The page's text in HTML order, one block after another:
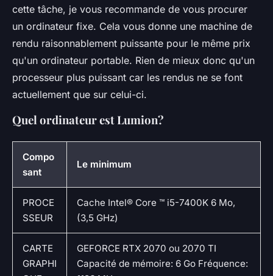
cette tâche, je vous recommande de vous procurer
un ordinateur fixe. Cela vous donne une machine de
rendu raisonnablement puissante pour le même prix
qu'un ordinateur portable. Rien de mieux donc qu'un
processeur plus puissant car les rendus ne se font
actuellement que sur celui-ci.
Quel ordinateur est Lumion?
Compo
sant
Le minimum
PROCE
SSEUR
Cache Intel® Core ™ i5-7400K 6 Mo,
(3,5 GHz)
CARTE
GRAPHI
GEFORCE RTX 2070 ou 2070 TI
Capacité de mémoire: 6 Go Fréquence: